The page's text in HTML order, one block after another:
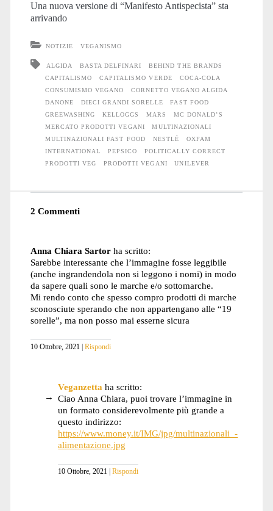
Una nuova versione di “Manifesto Antispecista” sta
arrivando
NOTIZIE VEGANISMO
ALGIDA BASTA DELFINARI
BEHIND THE BRANDS
CAPITALISMO
CAPITALISMO VERDE
COCA-COLA
CONSUMISMO VEGANO
CORNETTO VEGANO ALGIDA
DANONE
DIECI GRANDI SORELLE
FAST FOOD
GREEWASHING
KELLOGGS MARS
MC DONALD’S
MERCATO PRODOTTI VEGANI
MULTINAZIONALI
MULTINAZIONALI FAST FOOD
NESTLÉ
OXFAM
INTERNATIONAL
PEPSICO
POLITICALLY CORRECT
PRODOTTI VEG
PRODOTTI VEGANI UNILEVER
2 Commenti
Anna Chiara Sartor ha scritto:
Sarebbe interessante che l’immagine fosse leggibile
(anche ingrandendola non si leggono i nomi) in modo
da sapere quali sono le marche e/o sottomarche.
Mi rendo conto che spesso compro prodotti di marche
sconosciute sperando che non appartengano alle “19
sorelle”, ma non posso mai esserne sicura
10 Ottobre, 2021 Rispondi
Veganzetta ha scritto:
Ciao Anna Chiara, puoi trovare l’immagine in
un formato considerevolmente più grande a
questo indirizzo:
https://www.money.it/IMG/jpg/multinazionali_-
alimentazione.jpg
10 Ottobre, 2021 Rispondi